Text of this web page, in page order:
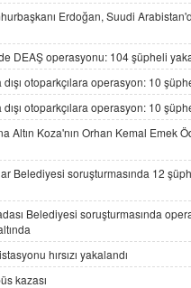
15.09.2025 16:17
SEHER EREK
Kış Ayları Geldi, Hangi
9.12.2025 10:11
İNCİ GÜL AKÖL
06.07.2026 13:00
ADEM AKÖL
Esed Destekçilerinin
Sednaya
11.12.2024 12:30
Erdoğan, Suudi
DEAŞ operasyonu: 104 şüpheli
dışı otoparkçılara operasyon: 10
dışı otoparkçılara operasyon: 10
Altın Koza'nın Orhan Kemal Emek
Belediyesi soruşturmasında 12
Belediyesi soruşturmasında
hırsızı yakalandı
kazası